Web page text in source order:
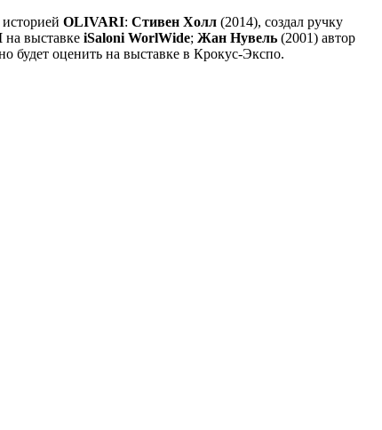
OLIVARI: Стивен Холл (2014), создал ручку
на выставке iSaloni WorlWide; Жан Нувель (2001) автор
будет оценить на выставке в Крокус-Экспо.